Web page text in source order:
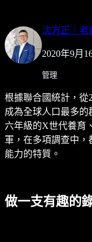
沈方正｜老
2020年9月
管理
根據聯合國統計，從
成為全球人口最多的
六年級的X世代養育
軍，在多項調查中
能力的特質。
做一支有趣的